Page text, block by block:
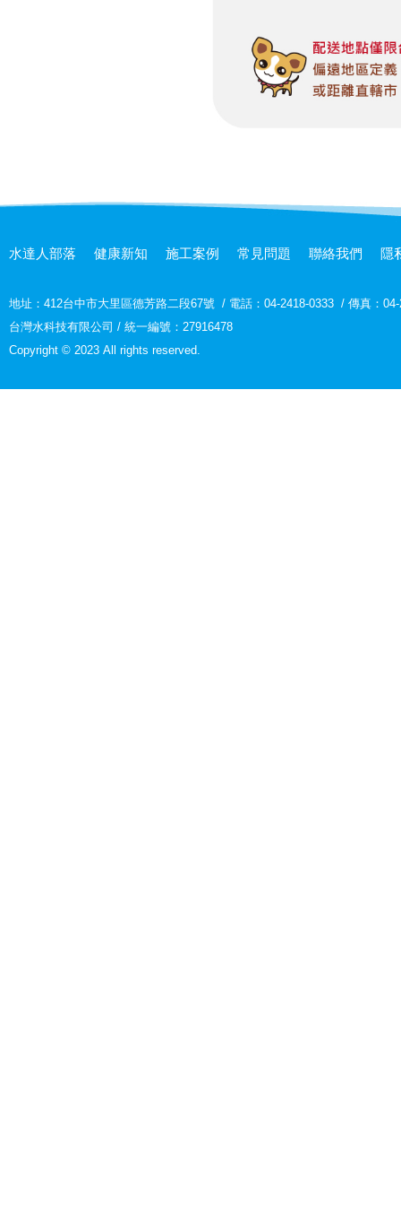
水達人部落 健康新知 施工案例 常見問題 聯絡我們 隱
地址： 412台中市大里區德芳路二段67號 / 電話：04-2418-0333 / 傳真：
台灣水科技有限公司 / 統一編號：27916478
Copyright © 2023 All rights reserved.